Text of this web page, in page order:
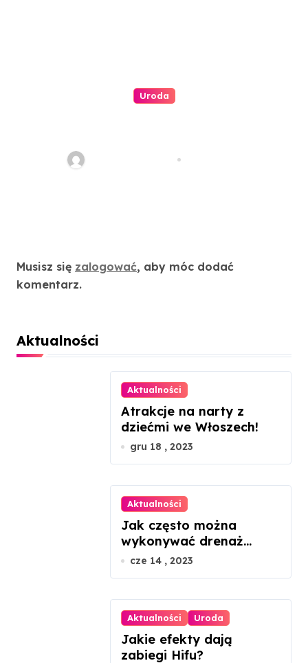
Uroda
Musisz się zalogować, aby móc dodać
komentarz.
Aktualności
Aktualności
Atrakcje na narty z
dziećmi we Włoszech!
gru 18 , 2023
Aktualności
Jak często można
wykonywać drenaż
limfatyczny twarzy?
cze 14 , 2023
Aktualności Uroda
Jakie efekty dają
zabiegi Hifu?